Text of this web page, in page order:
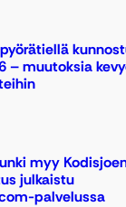
– muutoksia
myy
julkaistu
palvelussa